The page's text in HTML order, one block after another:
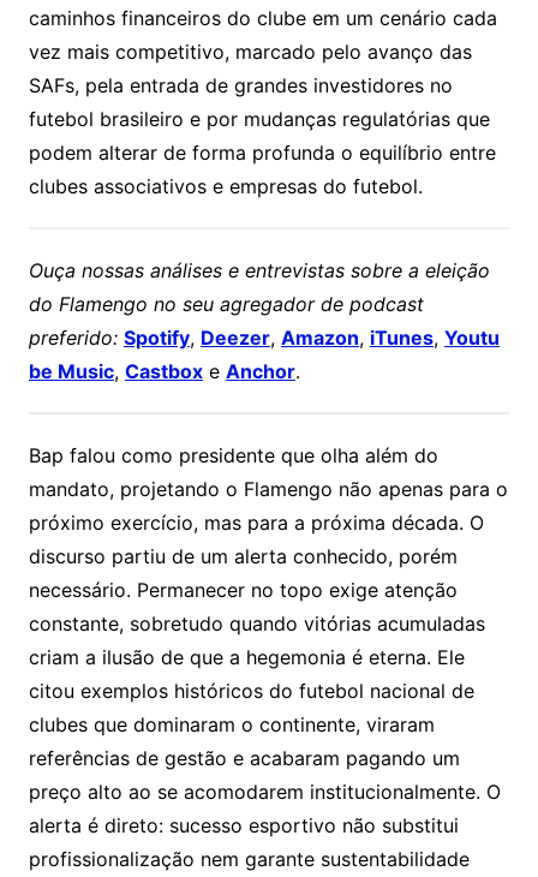
caminhos financeiros do clube em um cenário cada
vez mais competitivo, marcado pelo avanço das
SAFs, pela entrada de grandes investidores no
futebol brasileiro e por mudanças regulatórias que
podem alterar de forma profunda o equilíbrio entre
clubes associativos e empresas do futebol.
Ouça nossas análises e entrevistas sobre a eleição
do Flamengo no seu agregador de podcast
preferido: Spotify, Deezer, Amazon, iTunes, Youtu
be Music, Castboxe Anchor.
Bap falou como presidente que olha além do
mandato, projetando o Flamengo não apenas para o
próximo exercício, mas para a próxima década. O
discurso partiu de um alerta conhecido, porém
necessário. Permanecer no topo exige atenção
constante, sobretudo quando vitórias acumuladas
criam a ilusão de que a hegemonia é eterna. Ele
citou exemplos históricos do futebol nacional de
clubes que dominaram o continente, viraram
referências de gestão e acabaram pagando um
preço alto ao se acomodarem institucionalmente. O
alerta é direto: sucesso esportivo não substitui
profissionalização nem garante sustentabilidade